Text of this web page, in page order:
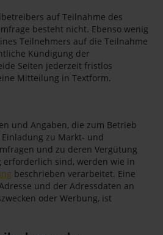
auf Teilnahme des
besteht nicht. Ebenso wenig
Teilnehmers auf die Teilnahme
Kündigung der
Seiten jederzeit fristlos
Mitteilung in Textform.
und Angaben, die zum Betrieb
zu Markt- und
und zu deren Vergütung
sind, werden wie in
beschrieben verarbeitet. Eine
und der Adressdaten an
oder Werbung, ist